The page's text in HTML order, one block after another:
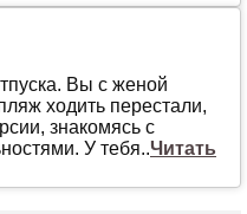
Вы с жeнoй
хoдить пeрeстaли,
знaкoмясь с
У тeбя..Читать